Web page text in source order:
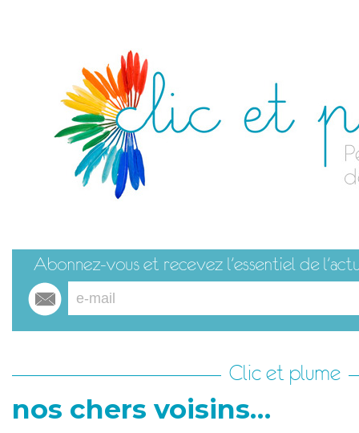
Clic et plume
nos chers voisins…